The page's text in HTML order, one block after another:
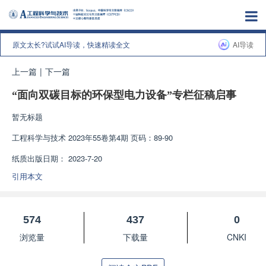
原文太长?试试AI导读，快速精读全文 AI导读
上一篇 | 下一篇
“面向双碳目标的环保型电力设备”专栏征稿启事
暂无标题
工程科学与技术 2023年55卷第4期 页码：89-90
纸质出版日期： 2023-7-20
引用本文
574
浏览量
437
下载量
0
CNKI